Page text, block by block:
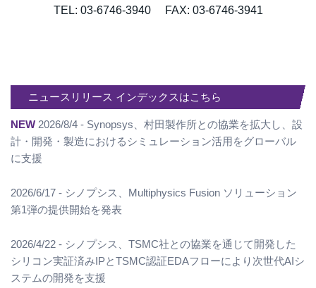
TEL: 03-6746-3940 FAX: 03-6746-3941
ニュースリリース インデックスはこちら
NEW 2026/8/4 - Synopsys、村田製作所との協業を拡大し、設
計・開発・製造におけるシミュレーション活用をグローバル
に支援
2026/6/17 - シノプシス、Multiphysics Fusion ソリューション
第1弾の提供開始を発表
2026/4/22 - シノプシス、TSMC社との協業を通じて開発した
シリコン実証済みIPとTSMC認証EDAフローにより次世代AIシ
ステムの開発を支援